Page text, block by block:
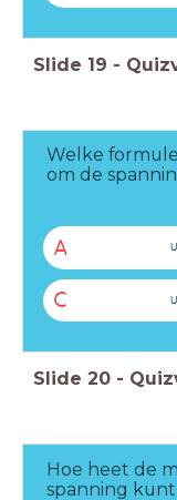
Slide 19 -
Welke
om de
A
C
Slide 20 -
Hoe heet de
spanning